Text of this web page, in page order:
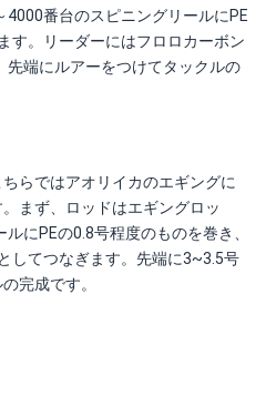
番台のスピニングリールにPE
す。リーダーにはフロロカーボン
端にルアーをつけてタックルの
らではアオリイカのエギングに
まず、ロッドはエギングロッ
にPEの0.8号程度のものを巻き、
してつなぎます。先端に3~3.5号
完成です。